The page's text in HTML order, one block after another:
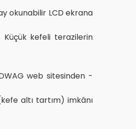
okunabilir LCD ekrana
Küçük kefeli terazilerin
web sitesinden -
altı tartım) imkânı